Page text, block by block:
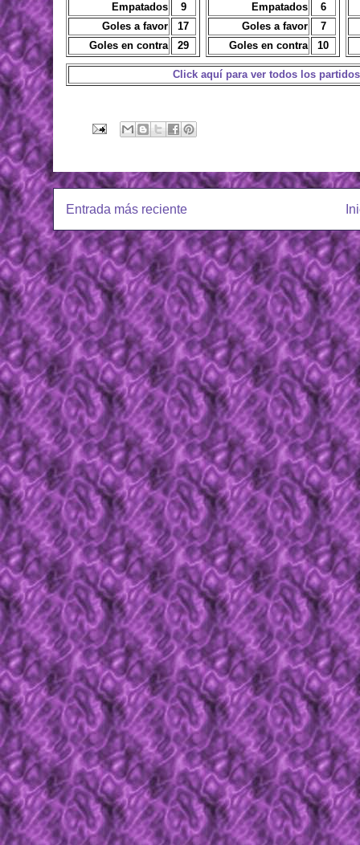
Empatados
9
Goles a favor
17
Goles en contra
29
Empatados
6
Goles a favor
7
Goles en contra
10
Click aquí para ver todos los
Entrada más reciente